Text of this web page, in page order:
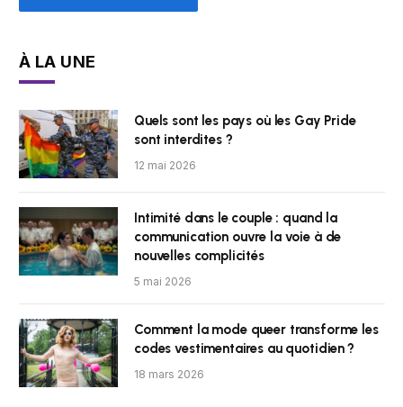
À LA UNE
Quels sont les pays où les Gay Pride
sont interdites ?
12 mai 2026
Intimité dans le couple : quand la
communication ouvre la voie à de
nouvelles complicités
5 mai 2026
Comment la mode queer transforme les
codes vestimentaires au quotidien ?
18 mars 2026